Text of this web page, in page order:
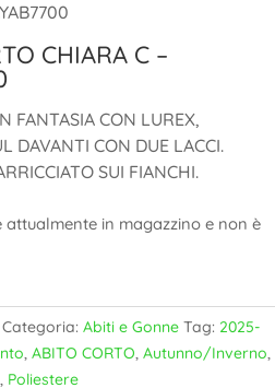
CHIARA C –
FANTASIA CON LUREX,
DAVANTI CON DUE LACCI.
SUI FIANCHI.
in magazzino e non è
Categoria:Abiti e Gonne Tag: 2025-
,ABITO CORTO,Autunno/Inverno,
, Poliestere